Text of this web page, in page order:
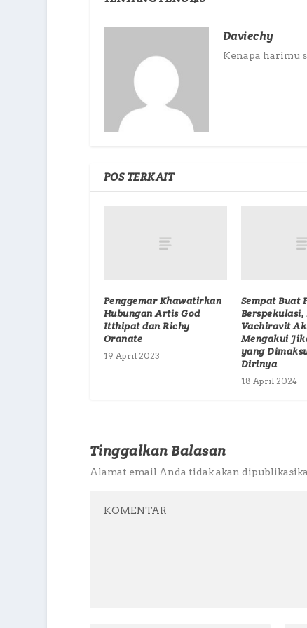
Daviechy
Kenapa harimu
POS TERKAIT
Penggemar Khawatirkan
Hubungan Artis God
Itthipat dan Richy
Oranate
19 April 2023
Sempat Buat
Vachiravit
Mengakui
yang
Dirinya
18 April 2024
Tinggalkan Balasan
Alamat email Anda tidak akan